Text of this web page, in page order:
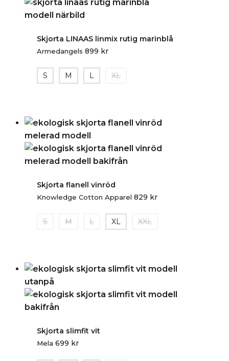
Skjorta LINAAS linmix rutig marinblå
Armedangels 899 kr
S M L XL
Skjorta flanell vinröd
Knowledge Cotton Apparel 829 kr
S M L XL XXL
Skjorta slimfit vit
Mela 699 kr